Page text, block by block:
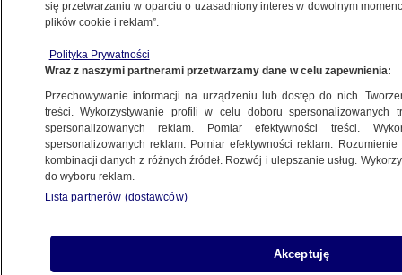
POZNAŃ
17.10.2020, 13:02
Udostępnij
się przetwarzaniu w oparciu o uzasadniony interes w dowolnym
plików cookie i reklam”.
Polityka Prywatności
Wraz z naszymi partnerami przetwarzamy dane w celu zapewnienia:
Przechowywanie informacji na urządzeniu lub dostęp do nich.
treści. Wykorzystywanie profili w celu doboru spersonalizowanych
spersonalizowanych reklam. Pomiar efektywności treści.
spersonalizowanych reklam. Pomiar efektywności reklam.
kombinacji danych z różnych źródeł. Rozwój i ulepszanie usług.
do wyboru reklam.
Lista partnerów (dostawców)
Akceptuję